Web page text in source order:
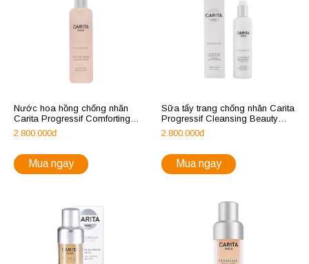
Nước hoa hồng chống nhăn
Carita Progressif Comforting
Beauty Lotion
2.800.000đ
Mua ngay
Sữa tẩy trang chống nhăn Carita
Progressif Cleansing Beauty
Emulsion
2.800.000đ
Mua ngay